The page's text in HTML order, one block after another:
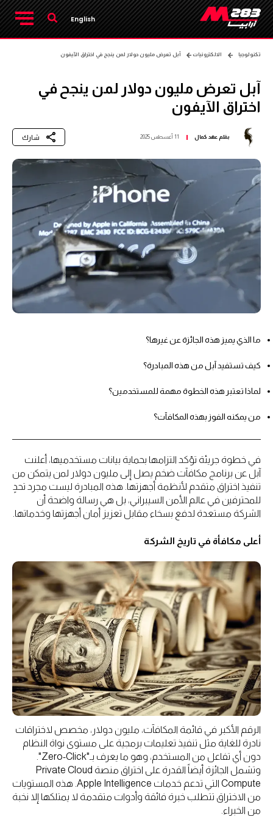
English
تكنولوجيا الالكترونيات آبل تعرض مليون دولار لمن ينجح في اختراق الآيفون
آبل تعرض مليون دولار لمن ينجح في
اختراق الآيفون
بقلمعهد كمال 11 أغسطس 2025 شارك
ما الذي يميز هذه الجائزة عن غيرها؟
كيف تستفيد آبل من هذه المبادرة؟
لماذا تعتبر هذه الخطوة مهمة للمستخدمين؟
من يمكنه الفوز بهذه المكافآت؟
في خطوة جريئة تؤكد التزامها بحماية بيانات مستخدميها، أعلنت
آبل عن برنامج مكافآت ضخم يصل إلى مليون دولار لمن يتمكن من
تنفيذ اختراق متقدم لأنظمة أجهزتها. هذه المبادرة ليست مجرد تحدٍ
للمحترفين في عالم الأمن السيبراني، بل هي رسالة واضحة أن
الشركة مستعدة لدفع بسخاء مقابل تعزيز أمان أجهزتها وخدماتها.
أعلى مكافأة في تاريخ الشركة
الرقم الأكبر في قائمة المكافآت، مليون دولار، مخصص لاختراقات
نادرة للغاية مثل تنفيذ تعليمات برمجية على مستوى نواة النظام
دون أي تفاعل من المستخدم، وهو ما يعرف بـ"Zero-Click".
وتشمل الجائزة أيضاً القدرة على اختراق منصة Private Cloud
Compute التي تدعم خدمات Apple Intelligence. هذه المستويات
من الاختراق تتطلب خبرة فائقة وأدوات متقدمة لا يمتلكها إلا نخبة
من الخبراء.